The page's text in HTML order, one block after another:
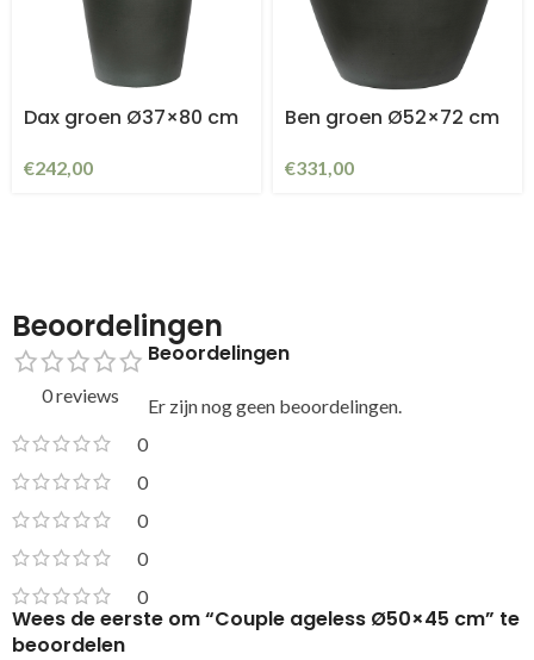
Dax groen Ø37×80 cm
€242,00
Ben groen Ø52×72 cm
€331,00
Beoordelingen
0 reviews
0
0
0
0
0
Beoordelingen
Er zijn nog geen beoordelingen.
Wees de eerste om “Couple ageless Ø50×45 cm” te
beoordelen